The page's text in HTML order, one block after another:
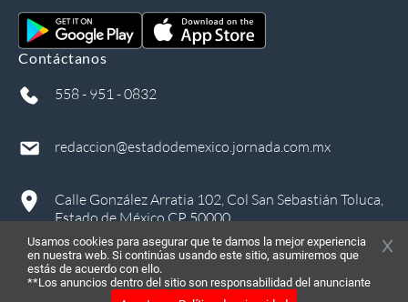
Contáctanos
558 - 951 - 0832
redaccion@estadodemexico.jornada.com.mx
Calle González Arratia 102, Col San Sebastián Toluca,
Estado de México CP 50000
Usamos cookies para asegurar que te damos la mejor experiencia
en nuestra web. Si continúas usando este sitio, asumiremos que
estás de acuerdo con ello.
**Los anuncios dentro del sitio son responsabilidad del anunciante